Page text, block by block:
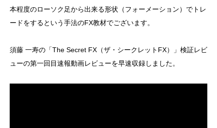
本程度のローソク足から出来る形状（フォーメーション）でトレ
ードをするという手法のFX教材でございます。
須藤 一寿の「The Secret FX（ザ・シークレットFX）」検証レビ
ューの第一回目速報動画レビューを早速収録しました。